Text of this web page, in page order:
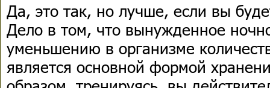
Да, это так, но лучше, если вы
Дело в том, что вынужденное
уменьшению в организме
является основной формой